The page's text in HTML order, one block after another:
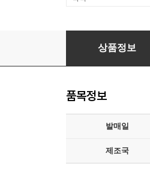
Luca Scandali '메
상품정보
품목정보
발매일
제조국